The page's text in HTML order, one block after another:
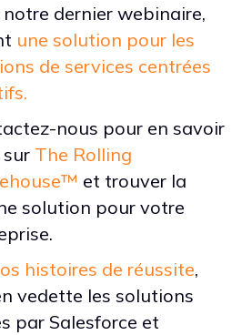
notre dernier webinaire,
une solution pour les
de services centrées
nous pour en savoir
The Rolling
et trouver la
solution pour votre
histoires de réussite,
vedette les solutions
par Salesforce et